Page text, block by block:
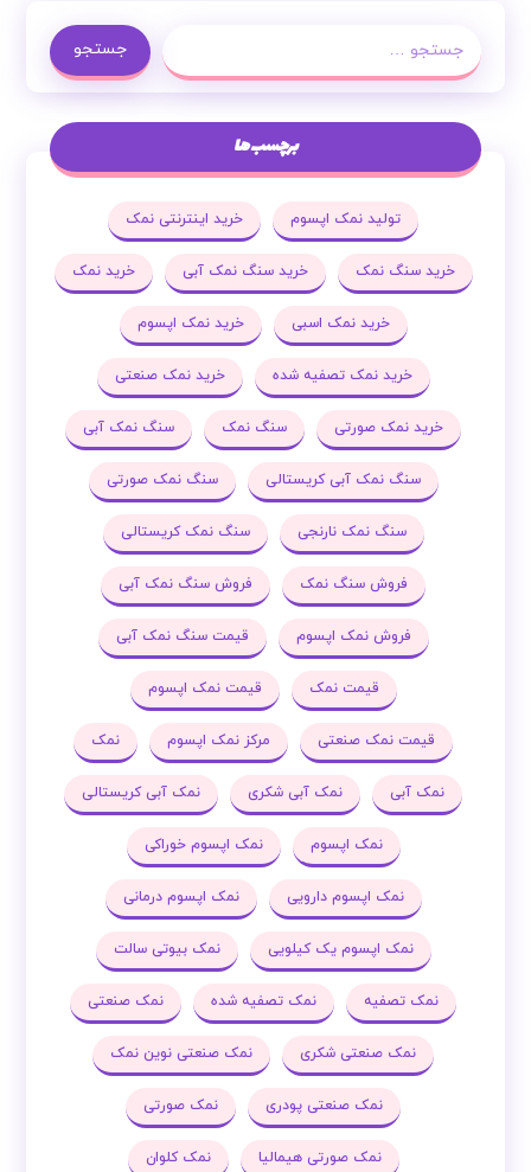
جستجو
برچسب ها
تولید نمک اپسوم خرید اینترنتی نمک
خرید سنگ نمک خرید سنگ نمک آبی خرید نمک
خرید نمک اسبی خرید نمک اپسوم
خرید نمک تصفیه شده خرید نمک صنعتی
خرید نمک صورتی سنگ نمک سنگ نمک آبی
سنگ نمک آبی کریستالی سنگ نمک صورتی
سنگ نمک نارنجی سنگ نمک کریستالی
فروش سنگ نمک فروش سنگ نمک آبی
فروش نمک اپسوم قیمت سنگ نمک آبی
قیمت نمک قیمت نمک اپسوم
قیمت نمک صنعتی مرکز نمک اپسوم نمک
نمک آبی نمک آبی شکری نمک آبی کریستالی
نمک اپسوم نمک اپسوم خوراکی
نمک اپسوم دارویی نمک اپسوم درمانی
نمک اپسوم یک کیلویی نمک بیوتی سالت
نمک تصفیه نمک تصفیه شده نمک صنعتی
نمک صنعتی شکری نمک صنعتی نوین نمک
نمک صنعتی پودری نمک صورتی
نمک صورتی هیمالیا نمک کلوان